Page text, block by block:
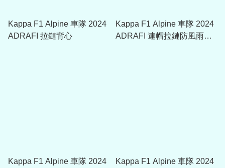
Kappa F1 Alpine 車隊 2024
ADRAFI 拉鏈背心
Kappa F1 Alpine 車隊 2024
ADRAFI 連帽拉鏈防風雨外
Kappa F1 Alpine 車隊 2024
Kappa F1 Alpine 車隊 2024